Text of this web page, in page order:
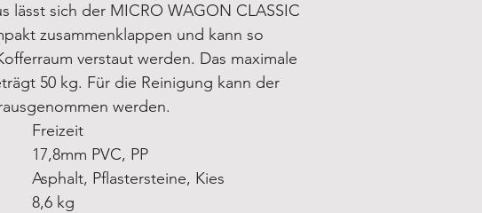
lässt sich der MICRO WAGON CLASSIC
zusammenklappen und kann so
verstaut werden. Das maximale
50 kg. Für die Reinigung kann der
werden.
Freizeit
17,8mm PVC, PP
Asphalt, Pflastersteine, Kies
8,6 kg